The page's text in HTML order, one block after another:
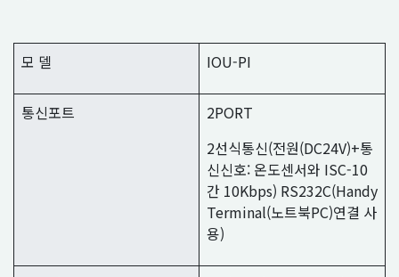
모 델 IOU-PI
통신포트
2PORT
2선식통신(전원(DC24V)+통
신신호: 온도센서와 ISC-10
간 10Kbps) RS232C(Handy
Terminal(노트북PC)연결 사
용)